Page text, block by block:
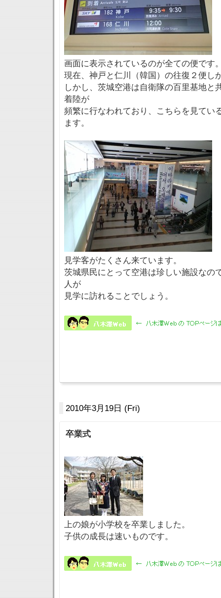
画面に表示されているのが全ての便です
現在、神戸と仁川（韓国）の往復２便し
しかし、茨城空港は自衛隊の百里基地と
着陸が
頻繁に行なわれており、こちらを見てい
ます。
見学客がたくさん来ています。
茨城県民にとって空港は珍しい施設なの
人が
見学に訪れることでしょう。
2010年3月19日 (Fri)
卒業式
上の娘が小学校を卒業しました。
子供の成長は速いものです。